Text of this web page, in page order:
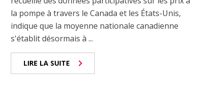
la pompe à travers le Canada et les États-Unis,
indique que la moyenne nationale canadienne
s'établit désormais à ...
LIRE LA SUITE